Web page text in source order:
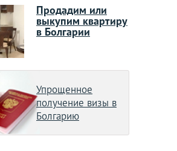
Продадим или
выкупим квартиру
в Болгарии
Упрощенное
получение визы в
Болгарию